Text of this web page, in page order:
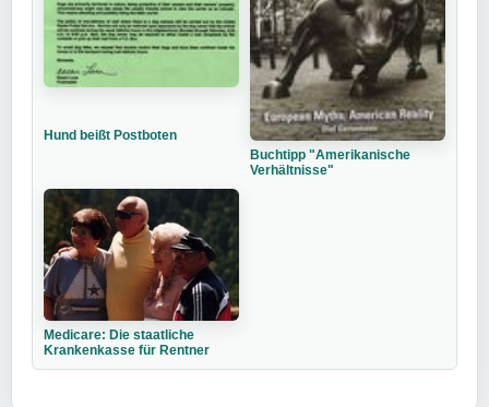
Hund beißt Postboten
Buchtipp "Amerikanische
Verhältnisse"
Medicare: Die staatliche
Krankenkasse für Rentner